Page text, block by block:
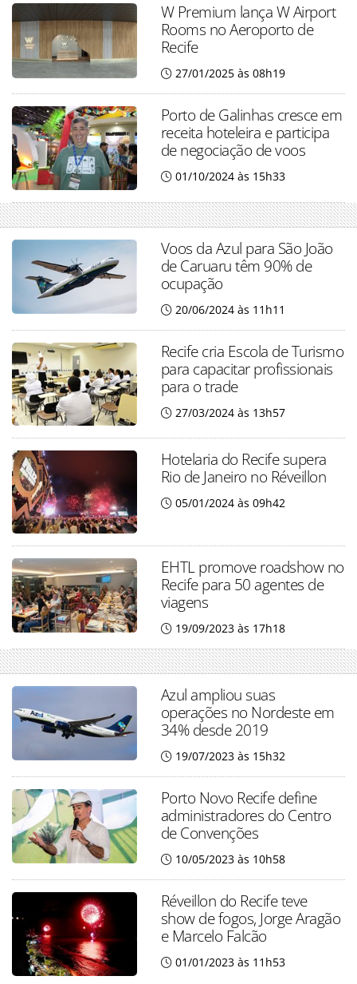
W Premium lança W Airport
Rooms no Aeroporto de
Recife
27/01/2025 às 08h19
Porto de Galinhas cresce em
receita hoteleira e participa
de negociação de voos
01/10/2024 às 15h33
Voos da Azul para São João
de Caruaru têm 90% de
ocupação
20/06/2024 às 11h11
Recife cria Escola de Turismo
para capacitar profissionais
para o trade
27/03/2024 às 13h57
Hotelaria do Recife supera
Rio de Janeiro no Réveillon
05/01/2024 às 09h42
EHTL promove roadshow no
Recife para 50 agentes de
viagens
19/09/2023 às 17h18
Azul ampliou suas
operações no Nordeste em
34% desde 2019
19/07/2023 às 15h32
Porto Novo Recife define
administradores do Centro
de Convenções
10/05/2023 às 10h58
Réveillon do Recife teve
show de fogos, Jorge Aragão
e Marcelo Falcão
01/01/2023 às 11h53